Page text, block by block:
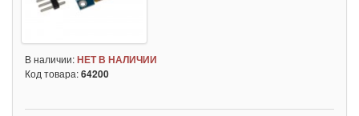
В наличии:НЕТ В НАЛИЧИИ
Код товара:64200